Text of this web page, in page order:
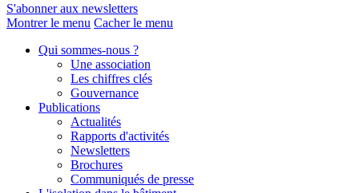
S'abonner aux newsletters
Montrer le menu Cacher le menu
Qui sommes-nous ?
Une association
Les chiffres clés
Gouvernance
Publications
Actualités
Rapports d'activités
Newsletters
Brochures
Communiqués de presse